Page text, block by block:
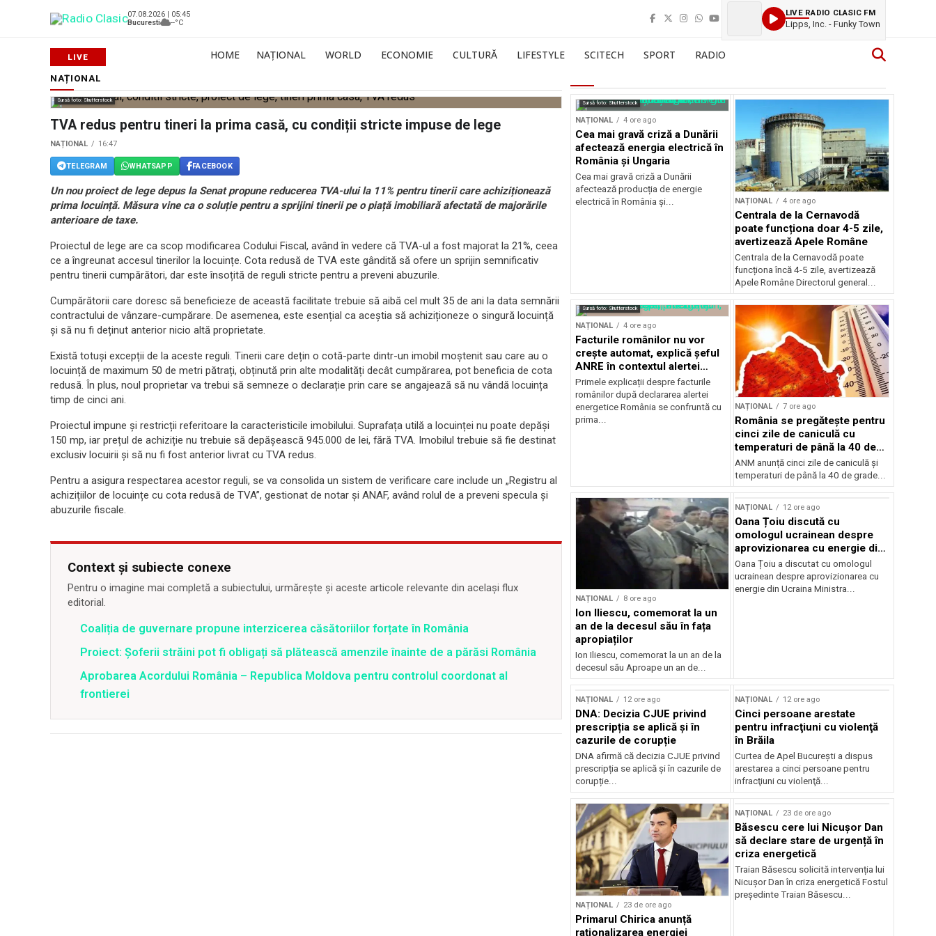
07.08.2026 | 05:45
Bucuresti
--°C
LIVE RADIO CLASIC FM
Lipps, Inc. - Funky Town
HOME NAȚIONAL WORLD ECONOMIE CULTURĂ LIFESTYLE SCITECH SPORT RADIO
NAȚIONAL
Sursă foto: Shutterstock
TVA redus pentru tineri la prima casă, cu condiții stricte impuse de lege
NAȚIONAL 16:47
TELEGRAM WHATSAPP FACEBOOK
Un nou proiect de lege depus la Senat propune reducerea TVA-ului la 11% pentru tinerii care achiziționează
prima locuință. Măsura vine ca o soluție pentru a sprijini tinerii pe o piață imobiliară afectată de majorările
anterioare de taxe.
Proiectul de lege are ca scop modificarea Codului Fiscal, având în vedere că TVA-ul a fost majorat la 21%, ceea
ce a îngreunat accesul tinerilor la locuințe. Cota redusă de TVA este gândită să ofere un sprijin semnificativ
pentru tinerii cumpărători, dar este însoțită de reguli stricte pentru a preveni abuzurile.
Cumpărătorii care doresc să beneficieze de această facilitate trebuie să aibă cel mult 35 de ani la data semnării
contractului de vânzare-cumpărare. De asemenea, este esențial ca aceștia să achiziționeze o singură locuință
și să nu fi deținut anterior nicio altă proprietate.
Există totuși excepții de la aceste reguli. Tinerii care dețin o cotă-parte dintr-un imobil moștenit sau care au o
locuință de maximum 50 de metri pătrați, obținută prin alte modalități decât cumpărarea, pot beneficia de cota
redusă. În plus, noul proprietar va trebui să semneze o declarație prin care se angajează să nu vândă locuința
timp de cinci ani.
Proiectul impune și restricții referitoare la caracteristicile imobilului. Suprafața utilă a locuinței nu poate depăși
150 mp, iar prețul de achiziție nu trebuie să depășească 945.000 de lei, fără TVA. Imobilul trebuie să fie destinat
exclusiv locuirii și să nu fi fost anterior livrat cu TVA redus.
Pentru a asigura respectarea acestor reguli, se va consolida un sistem de verificare care include un „Registru al
achizițiilor de locuințe cu cota redusă de TVA”, gestionat de notar și ANAF, având rolul de a preveni specula și
abuzurile fiscale.
Context și subiecte conexe
Pentru o imagine mai completă a subiectului, urmărește și aceste articole relevante din același flux
editorial.
Coaliția de guvernare propune interzicerea căsătoriilor forțate în România
Proiect: Șoferii străini pot fi obligați să plătească amenzile înainte de a părăsi România
Aprobarea Acordului România – Republica Moldova pentru controlul coordonat al
frontierei
Sursă foto: Shutterstock
NAȚIONAL 4 ore ago
Cea mai gravă criză a Dunării
afectează energia electrică în
România și Ungaria
Cea mai gravă criză a Dunării
afectează producția de energie
electrică în România și...
NAȚIONAL 4 ore ago
Centrala de la Cernavodă
poate funcționa doar 4-5 zile,
avertizează Apele Române
Centrala de la Cernavodă poate
funcționa încă 4-5 zile, avertizează
Apele Române Directorul general...
Sursă foto: Shutterstock
NAȚIONAL 4 ore ago
Facturile românilor nu vor
crește automat, explică șeful
ANRE în contextul alertei
energetice
Primele explicații despre facturile
românilor după declararea alertei
energetice România se confruntă cu
prima...
NAȚIONAL 7 ore ago
România se pregătește pentru
cinci zile de caniculă cu
temperaturi de până la 40 de
grade
ANM anunță cinci zile de caniculă și
temperaturi de până la 40 de grade...
NAȚIONAL 8 ore ago
Ion Iliescu, comemorat la un
an de la decesul său în fața
apropiaților
Ion Iliescu, comemorat la un an de la
decesul său Aproape un an de...
NAȚIONAL 12 ore ago
Oana Țoiu discută cu
omologul ucrainean despre
aprovizionarea cu energie din
Ucraina
Oana Țoiu a discutat cu omologul
ucrainean despre aprovizionarea cu
energie din Ucraina Ministra...
NAȚIONAL 12 ore ago
DNA: Decizia CJUE privind
prescripția se aplică și în
cazurile de corupție
DNA afirmă că decizia CJUE privind
prescripția se aplică și în cazurile de
corupție...
NAȚIONAL 12 ore ago
Cinci persoane arestate
pentru infracţiuni cu violenţă
în Brăila
Curtea de Apel Bucureşti a dispus
arestarea a cinci persoane pentru
infracţiuni cu violenţă...
NAȚIONAL 23 de ore ago
Primarul Chirica anunță
raționalizarea energiei
NAȚIONAL 23 de ore ago
Băsescu cere lui Nicușor Dan
să declare stare de urgență în
criza energetică
Traian Băsescu solicită intervenția lui
Nicușor Dan în criza energetică Fostul
președinte Traian Băsescu...